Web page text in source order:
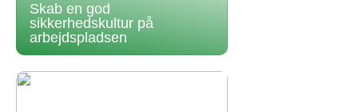
Skab en god
sikkerhedskultur på
arbejdspladsen